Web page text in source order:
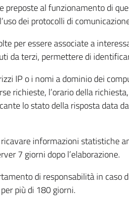
al funzionamento di
dei protocolli di
per essere associate a
da terzi, permettere di
IP o i nomi a dominio dei
richieste, l’orario della
lo stato della risposta data
informazioni statistiche
7 giorni dopo l’elaborazione.
di responsabilità in
più di 180 giorni.